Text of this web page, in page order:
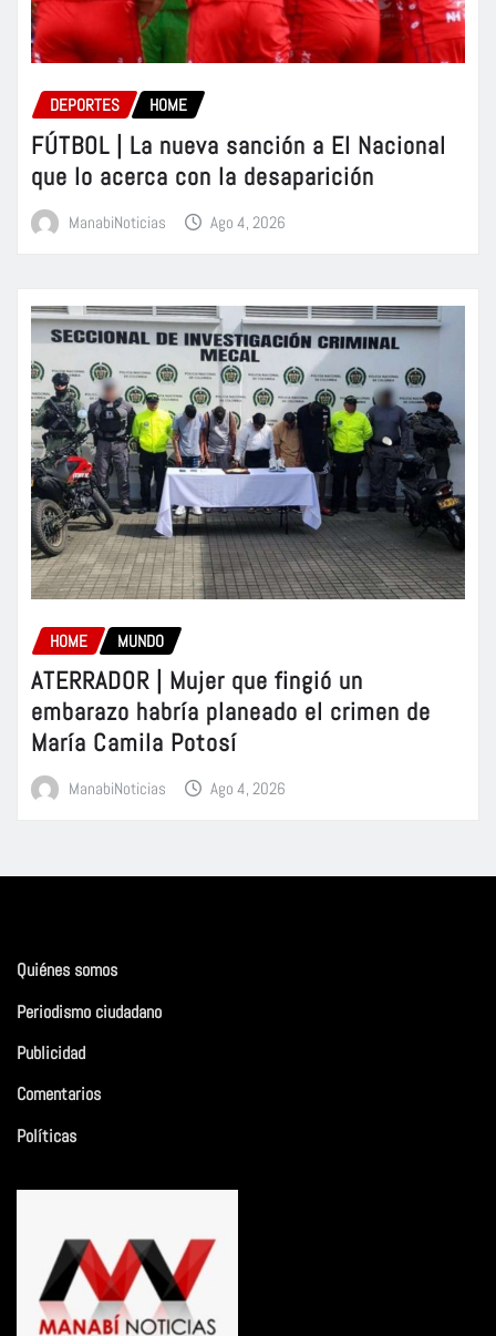
DEPORTES HOME
FÚTBOL | La nueva sanción a El Nacional
que lo acerca con la desaparición
ManabiNoticias Ago 4, 2026
HOME MUNDO
ATERRADOR | Mujer que fingió un
embarazo habría planeado el crimen de
María Camila Potosí
ManabiNoticias Ago 4, 2026
Quiénes somos
Periodismo ciudadano
Publicidad
Comentarios
Políticas